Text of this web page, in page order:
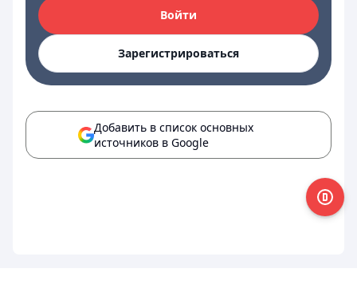
Войти
Зарегистрироваться
Добавить в список основных
источников в Google